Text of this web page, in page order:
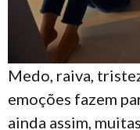
Medo, raiva,
emoções fazem
ainda assim,